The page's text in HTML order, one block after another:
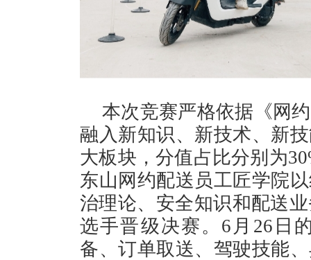
本次竞赛严格依据《网
融入新知识、新技术、新
大板块，分值占比分别为
东山网约配送员工匠学院
治理论、安全知识和配送
选手晋级决赛。6月26日
备、订单取送、驾驶技能